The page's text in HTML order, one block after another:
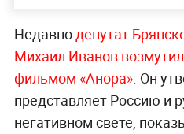
Недавнодепутат
Михаил Иванов
фильмом «Анора». Он
представляет Россию и
негативном свете,